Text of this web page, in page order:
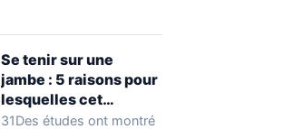
Se tenir sur une
jambe : 5 raisons pour
lesquelles cet
exercice équivaut à
31Des études ont montré